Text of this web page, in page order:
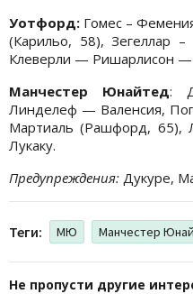
Уотфорд: Гомес –
(Карильо, 58), Зегеллар
Клеверли — Ришарлисон —
Манчестер Юнайтед:
Линделеф — Валенсия,
Мартиаль (Рашфорд, 65),
Лукаку.
Предупреждения: Дукуре,
Теги: МЮ Манчестер
Не пропусти другие